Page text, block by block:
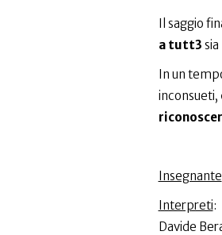
Il saggio
a tutt3
In un
inconsueti,
Insegnante
Interpreti:
Davide